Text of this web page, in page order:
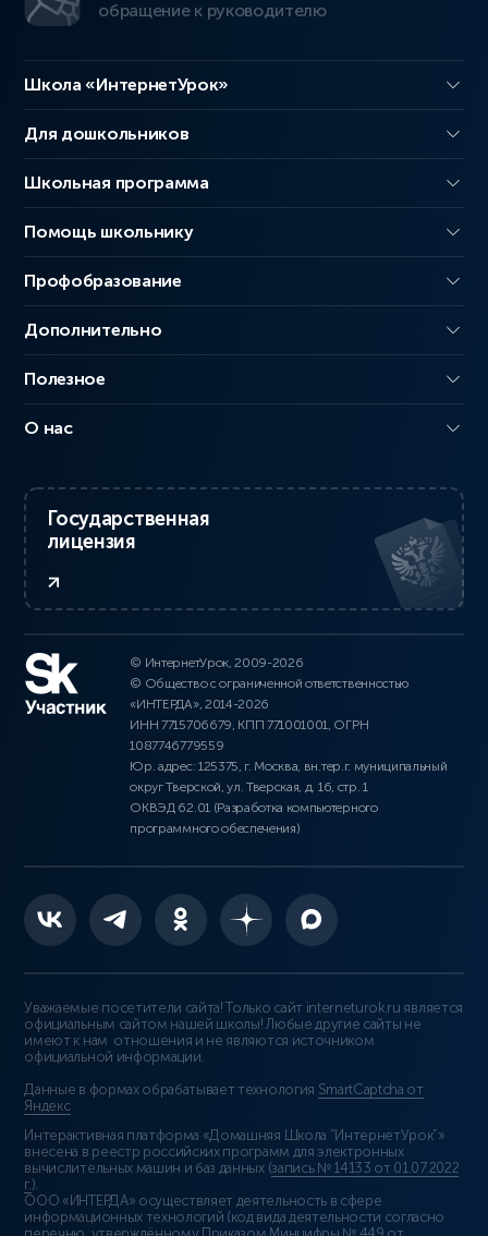
обращение к руководителю
Школа «ИнтернетУрок»
Для дошкольников
Школьная программа
Помощь школьнику
Профобразование
Дополнительно
Полезное
О нас
Государственная
лицензия
© ИнтернетУрок, 2009-2026
© Общество с ограниченной ответственностью
«ИНТЕРДА», 2014-2026
ИНН 7715706679, КПП 771001001, ОГРН
1087746779559
Юр. адрес: 125375, г. Москва, вн.тер.г. муниципальный
округ Тверской, ул. Тверская, д. 16, стр. 1
ОКВЭД 62.01 (Разработка компьютерного
программного обеспечения)
Уважаемые посетители сайта! Только сайт interneturok.ru является
официальным сайтом нашей школы! Любые другие сайты не
имеют к нам отношения и не являются источником
официальной информации.
Данные в формах обрабатывает технология SmartCaptcha от
Яндекс
Интерактивная платформа «Домашняя Школа “ИнтернетУрок”»
внесена в реестр российских программ для электронных
вычислительных машин и баз данных (запись № 14133 от 01.07.2022
г.).
ООО «ИНТЕРДА» осуществляет деятельность в сфере
информационных технологий (код вида деятельности согласно